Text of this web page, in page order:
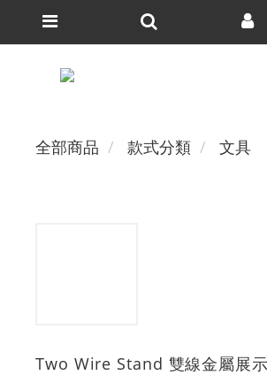
全部商品 款式分類 文具
Two Wire Stand 雙線金屬展